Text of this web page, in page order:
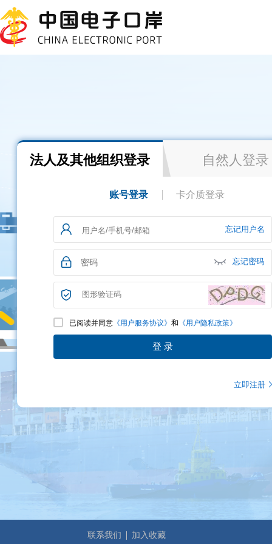
法人及其他组织登录 自然人登录
账号登录 卡介质登录
忘记用户名
忘记密码
已阅读并同意 《用户服务协议》 和 《用户隐私政策》
登 录
立即注册
联系我们 加入收藏